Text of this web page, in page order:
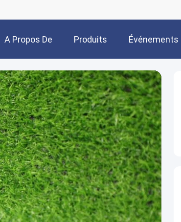
A Propos De
Nous
Produits Événements